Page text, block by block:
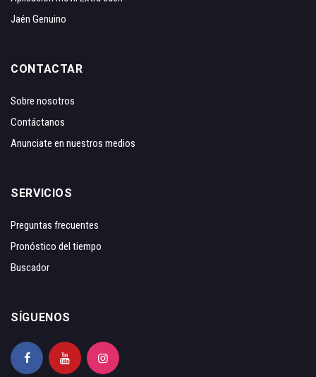
Jaén Genuino
CONTACTAR
Sobre nosotros
Contáctanos
Anunciate en nuestros medios
SERVICIOS
Preguntas frecuentes
Pronóstico del tiempo
Buscador
SÍGUENOS